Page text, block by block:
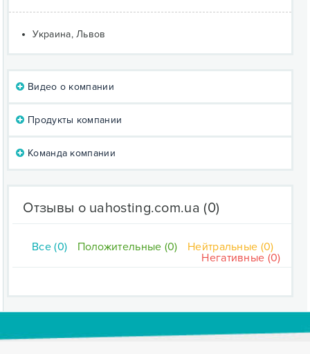
Украина, Львов
Видео о компании
Продукты компании
Команда компании
Отзывы о uahosting.com.ua (0)
Все (0) Положительные (0)
Нейтральные (0)
Негативные (0)